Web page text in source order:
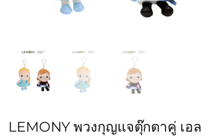
LEMONY พวงกุญแจตุ๊กตาคู่ เอล